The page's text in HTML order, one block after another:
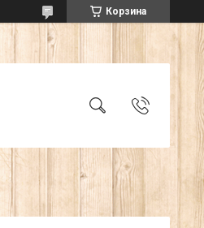
Корзина